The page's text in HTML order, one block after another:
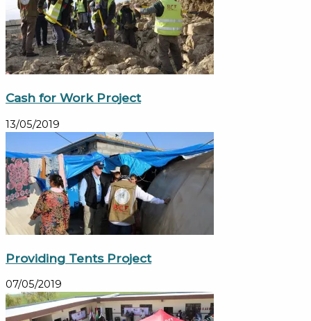
Cash for Work Project
13/05/2019
Providing Tents Project
07/05/2019